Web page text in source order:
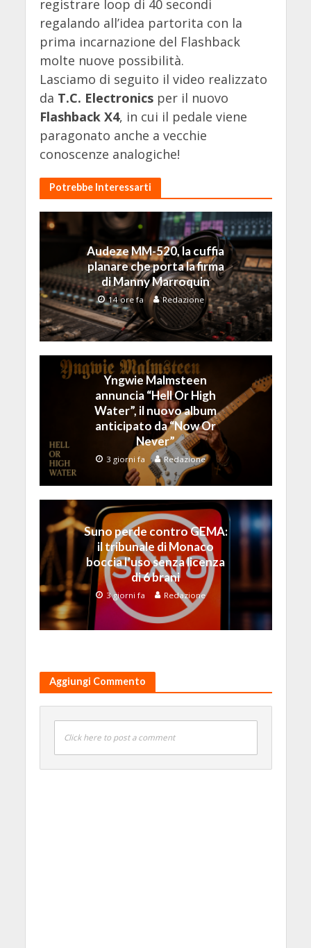
registrare loop di 40 secondi
regalando all’idea partorita con la
prima incarnazione del Flashback
molte nuove possibilità.
Lasciamo di seguito il video realizzato
da T.C. Electronicsper il nuovo
Flashback X4, in cui il pedale viene
paragonato anche a vecchie
conoscenze analogiche!
Potrebbe Interessarti
Audeze MM-520, la cuffia
planare che porta la firma
di Manny Marroquin
14 ore fa Redazione
Yngwie Malmsteen
annuncia “Hell Or High
Water”, il nuovo album
anticipato da “Now Or
Never”
3 giorni fa Redazione
Suno perde contro GEMA:
il tribunale di Monaco
boccia l’uso senza licenza
di 6 brani
3 giorni fa Redazione
Aggiungi Commento
Click here to post a comment